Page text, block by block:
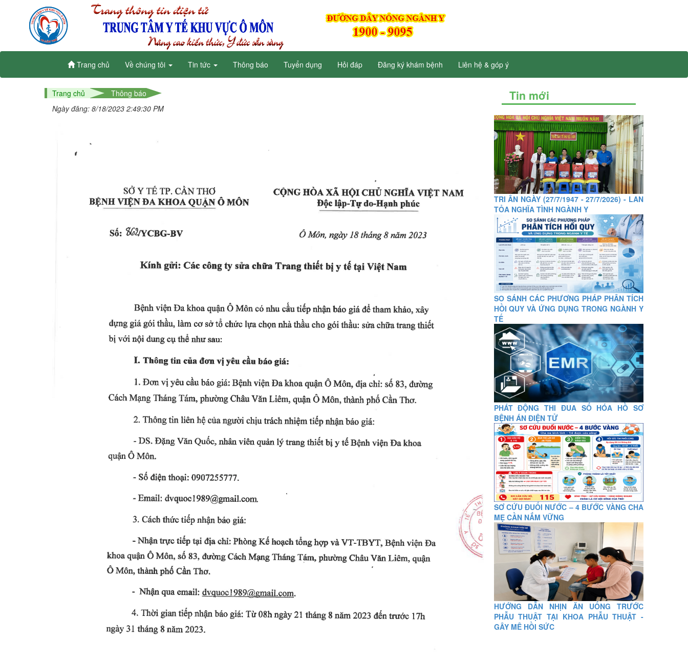
Trang chủ Về chúng tôi Tin tức Thông báo Tuyển dụng Hỏi đáp Đăng ký khám bệnh Liên hệ & góp ý
Trang chủ
Thông báo
Ngày đăng: 8/18/2023 2:49:30 PM
Tin mới
TRI ÂN NGÀY (27/7/1947 - 27/7/2026) - LAN
TỎA NGHĨA TÌNH NGÀNH Y
SO SÁNH CÁC PHƯƠNG PHÁP PHÂN TÍCH
HỒI QUY VÀ ỨNG DỤNG TRONG NGÀNH Y
TẾ
PHÁT ĐỘNG THI ĐUA SỐ HÓA HỒ SƠ
BỆNH ÁN ĐIỆN TỬ
SƠ CỨU ĐUỐI NƯỚC – 4 BƯỚC VÀNG CHA
MẸ CẦN NẮM VỮNG
HƯỚNG DẪN NHỊN ĂN UỐNG TRƯỚC
PHẪU THUẬT TẠI KHOA PHẪU THUẬT -
GÂY MÊ HỒI SỨC